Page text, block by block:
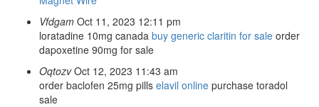
Vfdgam Oct 11, 2023 12:11 pm
loratadine 10mg canada buy generic claritin for sale order
dapoxetine 90mg for sale
Oqtozv Oct 12, 2023 11:43 am
order baclofen 25mg pills elavil online purchase toradol
sale